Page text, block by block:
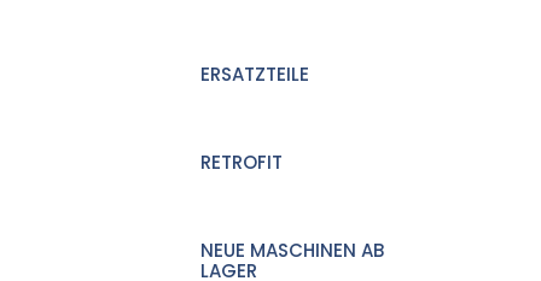
ERSATZTEILE
RETROFIT
NEUE MASCHINEN AB
LAGER